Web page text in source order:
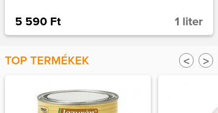
5 590 Ft 1 liter
< >
TOP TERMÉKEK